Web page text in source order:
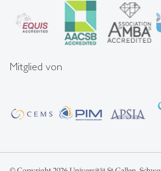
Mitglied von